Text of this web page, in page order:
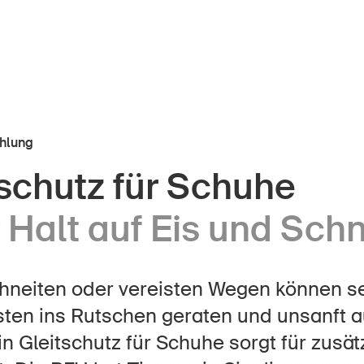
Kindheit
Schule
Über die BFU
Medien
Sinus Plus
für Schuhe
auf Eis und
oder vereisten Wegen können
ins Rutschen geraten und unsanft
Gleitschutz für Schuhe sorgt für